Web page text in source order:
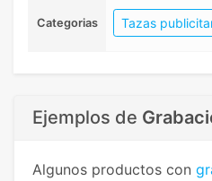
Categorias Tazas
Ejemplos de
Algunos productos con